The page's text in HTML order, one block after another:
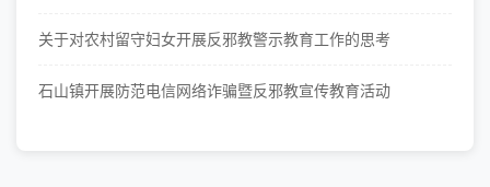
关于对农村留守妇女开展反邪教警示教育工作的思考
石山镇开展防范电信网络诈骗暨反邪教宣传教育活动